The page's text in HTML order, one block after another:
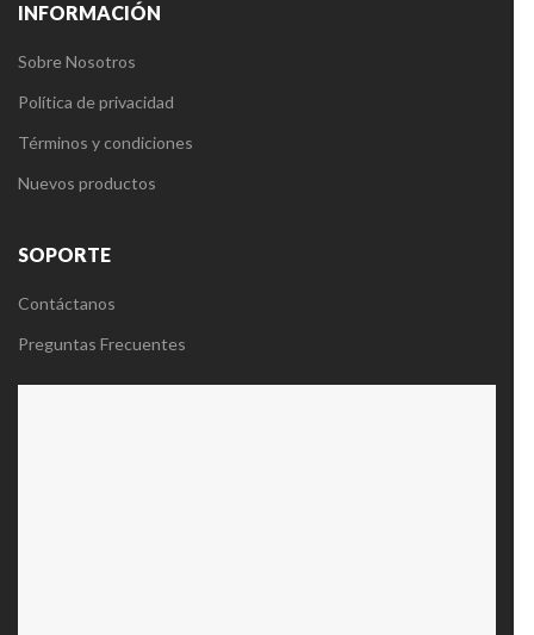
INFORMACIÓN
Sobre Nosotros
Política de privacidad
Términos y condiciones
Nuevos productos
SOPORTE
Contáctanos
Preguntas Frecuentes